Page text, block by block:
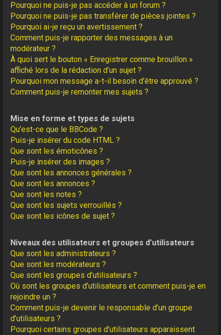
Pourquoi ne puis-je pas accéder à un forum ?
Pourquoi ne puis-je pas transférer de pièces jointes ?
Pourquoi ai-je reçu un avertissement ?
Comment puis-je rapporter des messages à un
modérateur ?
À quoi sert le bouton « Enregistrer comme brouillon »
affiché lors de la rédaction d’un sujet ?
Pourquoi mon message a-t-il besoin d’être approuvé ?
Comment puis-je remonter mes sujets ?
Mise en forme et types de sujets
Qu’est-ce que le BBCode ?
Puis-je insérer du code HTML ?
Que sont les émoticônes ?
Puis-je insérer des images ?
Que sont les annonces générales ?
Que sont les annonces ?
Que sont les notes ?
Que sont les sujets verrouillés ?
Que sont les icônes de sujet ?
Niveaux des utilisateurs et groupes d’utilisateurs
Que sont les administrateurs ?
Que sont les modérateurs ?
Que sont les groupes d’utilisateurs ?
Où sont les groupes d’utilisateurs et comment puis-je en
rejoindre un ?
Comment puis-je devenir le responsable d’un groupe
d’utilisateurs ?
Pourquoi certains groupes d’utilisateurs apparaissent